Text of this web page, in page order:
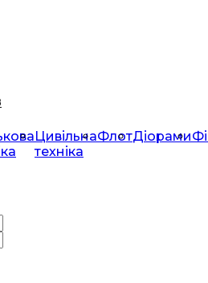
Цивільна
техніка
ФлотДіорами